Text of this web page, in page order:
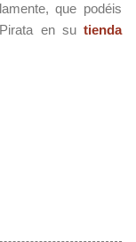
que podéis
en su tienda